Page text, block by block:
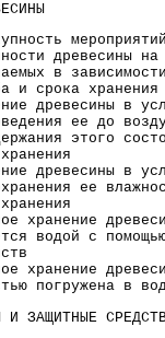
древесины на
в
и срока хранения
древесины в
ее до
этого
древесины в
ее
хранение
водой с
хранение
погружена в
И ЗАЩИТНЫЕ